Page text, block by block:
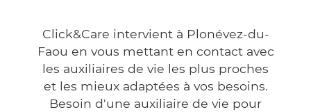
Click&Care intervient à Plonévez-du-
Faou en vous mettant en contact avec
les auxiliaires de vie les plus proches
et les mieux adaptées à vos besoins.
Besoin d'une auxiliaire de vie pour